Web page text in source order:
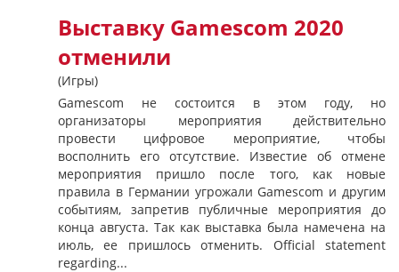
Выставку Gamescom 2020
отменили
(Игры)
Gamescom не состоится в этом году, но
организаторы мероприятия действительно
провести цифровое мероприятие, чтобы
восполнить его отсутствие. Известие об отмене
мероприятия пришло после того, как новые
правила в Германии угрожали Gamescom и другим
событиям, запретив публичные мероприятия до
конца августа. Так как выставка была намечена на
июль, ее пришлось отменить. Official statement
regarding...